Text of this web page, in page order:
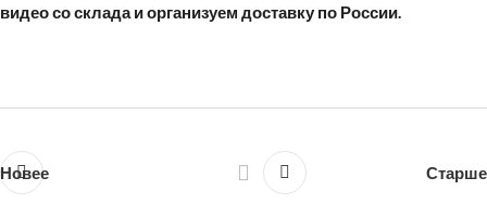
видео со склада и организуем доставку по России.
Новее Старше